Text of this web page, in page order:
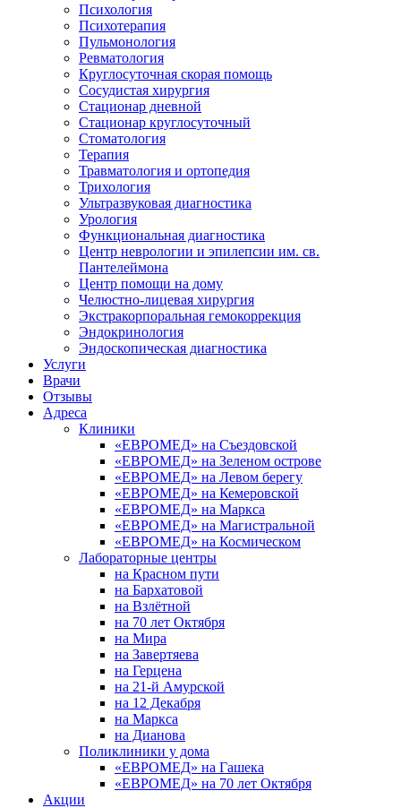
Психология
Психотерапия
Пульмонология
Ревматология
Круглосуточная скорая помощь
Сосудистая хирургия
Стационар дневной
Стационар круглосуточный
Стоматология
Терапия
Травматология и ортопедия
Трихология
Ультразвуковая диагностика
Урология
Функциональная диагностика
Центр неврологии и эпилепсии им. св.
Пантелеймона
Центр помощи на дому
Челюстно-лицевая хирургия
Экстракорпоральная гемокоррекция
Эндокринология
Эндоскопическая диагностика
Услуги
Врачи
Отзывы
Адреса
Клиники
«ЕВРОМЕД» на Съездовской
«ЕВРОМЕД» на Зеленом острове
«ЕВРОМЕД» на Левом берегу
«ЕВРОМЕД» на Кемеровской
«ЕВРОМЕД» на Маркса
«ЕВРОМЕД» на Магистральной
«ЕВРОМЕД» на Космическом
Лабораторные центры
на Красном пути
на Бархатовой
на Взлётной
на 70 лет Октября
на Мира
на Завертяева
на Герцена
на 21-й Амурской
на 12 Декабря
на Маркса
на Дианова
Поликлиники у дома
«ЕВРОМЕД» на Гашека
«ЕВРОМЕД» на 70 лет Октября
Акции